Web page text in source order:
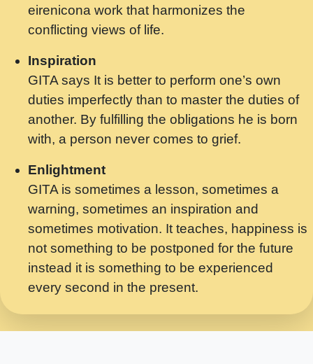
मन बध लय परम वल कगन Special Shyam
Saawariya.mp3
मर गनय न अपरध लडडल शर रध.... Shri
ravinandan shastri ji maharaj.mp3
मेरे मन हरी का ध्यान लगा - भजन भाव - 2018 -
Rishikesh - Swami Gyananand Ji
Maharaj.mp3
यह हसरत तलब ह नकज कमर Yahi Hasraten
Talab Hai Bhav Pravah #bhajan.mp3
लडल ज बल ल क ज न लग Sadhvi Purnima Ji
7.9.2021 जवल नगर दलल #बसर.mp3
सख भ मझ पयर ह दख भ मझ पयर ह!छड म कस दत
सपरहट भजन 2021 - तर अखय ह जद भर बहर ज म
eirenicona work that harmonizes the
conflicting views of life.
Inspiration
GITA says It is better to perform one’s own
duties imperfectly than to master the duties of
another. By fulfilling the obligations he is born
with, a person never comes to grief.
Enlightment
GITA is sometimes a lesson, sometimes a
warning, sometimes an inspiration and
sometimes motivation. It teaches, happiness is
not something to be postponed for the future
instead it is something to be experienced
every second in the present.